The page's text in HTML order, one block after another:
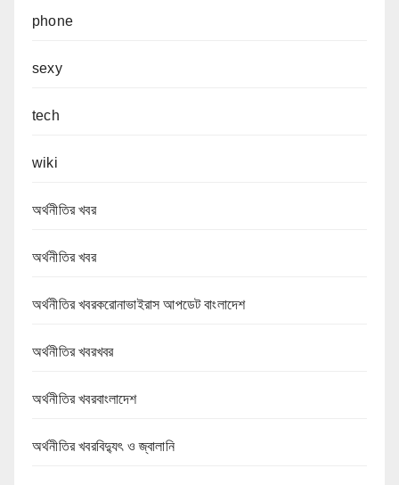
phone
sexy
tech
wiki
অর্থনীতির খবর
অর্থনীতির খবর
অর্থনীতির খবরকরোনাভাইরাস আপডেট বাংলাদেশ
অর্থনীতির খবরখবর
অর্থনীতির খবরবাংলাদেশ
অর্থনীতির খবরবিদ্যুৎ ও জ্বালানি